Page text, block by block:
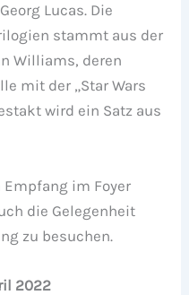
Lucas. Die
stammt aus der
Williams, deren
mit der „Star Wars
wird ein Satz aus
im Foyer
die Gelegenheit
zu besuchen.
2022